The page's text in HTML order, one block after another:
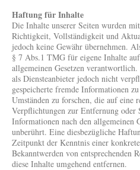
Haftung für Inhalte
Die Inhalte unserer Seiten wurden
Richtigkeit, Vollständigkeit und
jedoch keine Gewähr übernehmen.
§ 7 Abs.1 TMG für eigene Inhalte
allgemeinen Gesetzen
als Diensteanbieter jedoch nicht
gespeicherte fremde Informationen
Umständen zu forschen, die auf eine
Verpflichtungen zur Entfernung oder
Informationen nach den allgemeinen
unberührt. Eine diesbezügliche
Zeitpunkt der Kenntnis einer
Bekanntwerden von entsprechenden
diese Inhalte umgehend entfernen.